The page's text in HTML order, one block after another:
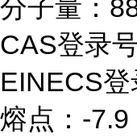
分子量：
CAS登录
EINECS
熔点：-